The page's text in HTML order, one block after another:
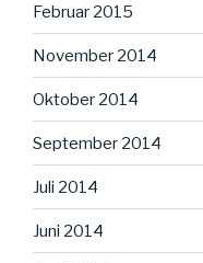
Februar 2015
November 2014
Oktober 2014
September 2014
Juli 2014
Juni 2014